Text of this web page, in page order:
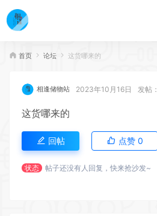
首页 论坛 这货哪来的
相逢储物站 2023年10月16日 发帖：
这货哪来的
回帖 点赞 0
状态 帖子还没有人回复，快来抢沙发~